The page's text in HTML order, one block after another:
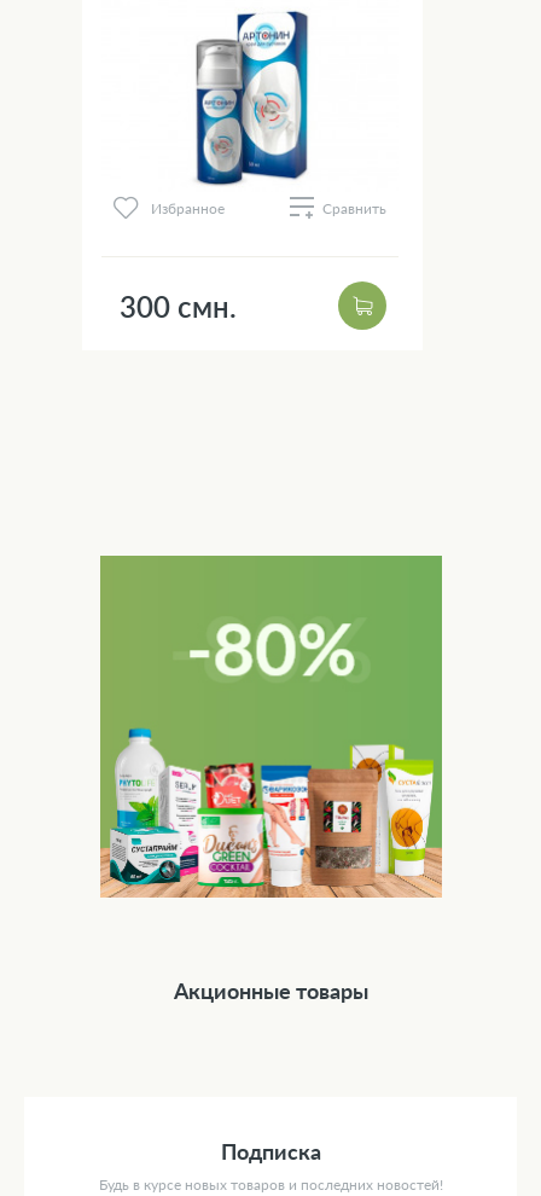
Избранное Сравнить
300 смн.
Акционные товары
Подписка
Будь в курсе новых товаров и последних новостей!